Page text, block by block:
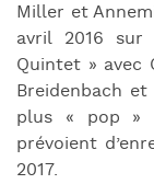
Miller et
avril 2016
Quintet » avec
Breidenbach
plus « pop »
prévoient
2017.